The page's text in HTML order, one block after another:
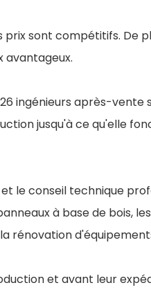
sont compétitifs. De
avantageux.
ingénieurs après-
jusqu'à ce qu'elle
le conseil technique
à base de bois,
rénovation
et avant leur